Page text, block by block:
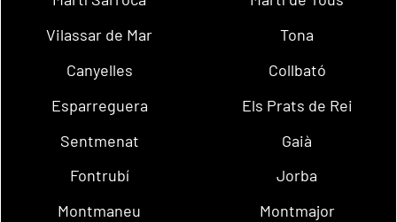
Vilassar de Mar
Tona
Canyelles
Collbató
Esparreguera
Els Prats de Rei
Sentmenat
Gaià
Fontrubí
Jorba
Montmaneu
Montmajor